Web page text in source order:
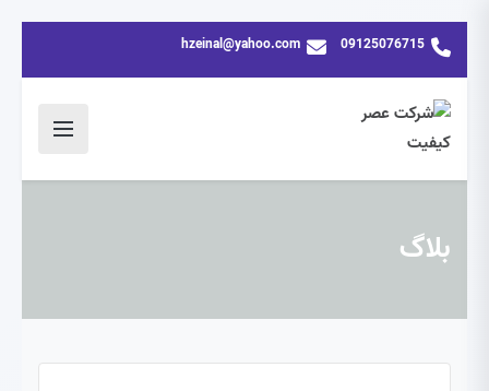
09125076715
hzeinal@yahoo.com
بلاگ